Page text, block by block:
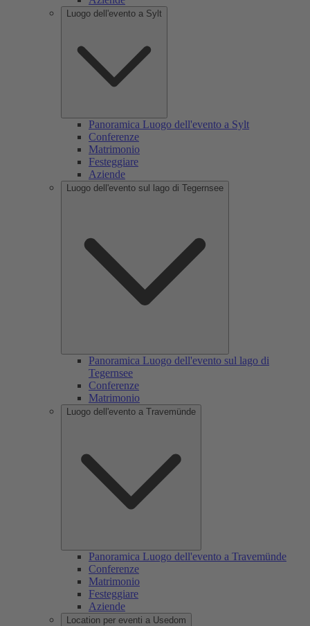
Luogo dell'evento a Sylt
Panoramica Luogo dell'evento a Sylt
Conferenze
Matrimonio
Festeggiare
Aziende
Luogo dell'evento sul lago di Tegernsee
Panoramica Luogo dell'evento sul lago di
Tegernsee
Conferenze
Matrimonio
Luogo dell'evento a Travemünde
Panoramica Luogo dell'evento a Travemünde
Conferenze
Matrimonio
Festeggiare
Aziende
Location per eventi a Usedom